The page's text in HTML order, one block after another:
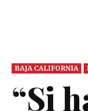
BAJA CALIFORNIA
“Si